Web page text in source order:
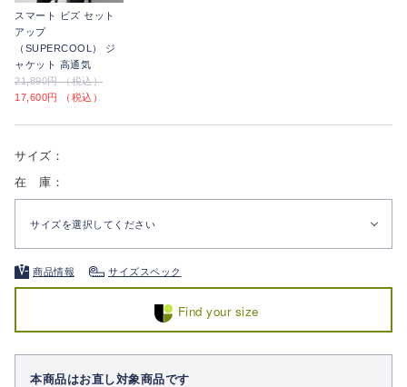
スマート ビズ セット
アップ
（SUPERCOOL） ジ
ャケット 高通気
21,890円 （税込）
17,600円 （税込）
サイズ：
在 庫：
サイズを選択してください
商品情報 サイズスペック
Find your size
本商品はお直し対象商品です